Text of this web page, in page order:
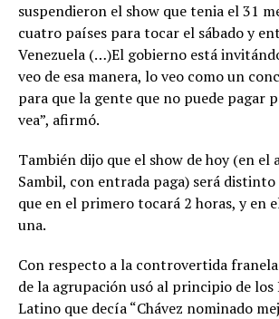
suspendieron el show que tenia el 31
cuatro países para tocar el sábado y
Venezuela (…)El gobierno está
veo de esa manera, lo veo como un
para que la gente que no puede pagar
vea”, afirmó.
También dijo que el show de hoy (en
Sambil, con entrada paga) será distinto
que en el primero tocará 2 horas, y en
una.
Con respecto a la controvertida
de la agrupación usó al principio de los
Latino que decía “Chávez nominado